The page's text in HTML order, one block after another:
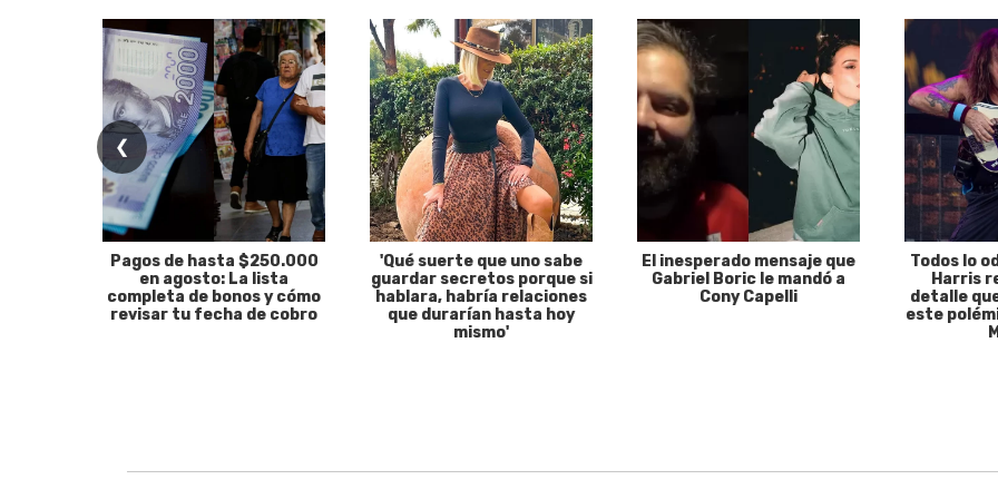
❮
Pagos de hasta $250.000
en agosto: La lista
completa de bonos y cómo
revisar tu fecha de cobro
'Qué suerte que uno sabe
guardar secretos porque si
hablara, habría relaciones
que durarían hasta hoy
mismo'
El inesperado mensaje que
Gabriel Boric le mandó a
Cony Capelli
Todos lo
Harris
detalle
este